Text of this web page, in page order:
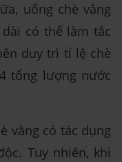
uống chè vằng
có thể làm tắc
duy trì tỉ lệ chè
tổng lượng nước
vằng có tác dụng
Tuy nhiên, khi